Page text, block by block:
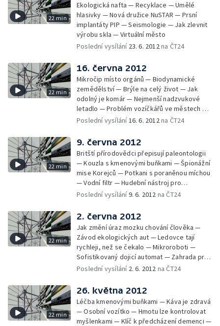
22 min
Ekologická nafta — Recyklace — Umělé
hlasivky — Nová družice NuSTAR — Prsní
implantáty PIP — Seismologie — Jak zlevnit
výrobu skla — Virtuální město
Poslední vysílání 23. 6. 2012na ČT24
22 min
16. června 2012
Mikročip místo orgánů — Biodynamické
zemědělství — Brýle na celý život — Jak
odolný je komár — Nejmenší nadzvukové
letadlo — Problém vozíčkářů ve městech —
Wikiměsto — Divocí koně — Anténa ve tvaru
Poslední vysílání16. 6. 2012na ČT24
22 min
9. června 2012
Britští přírodovědci přepisují paleontologii
— Kouzla s kmenovými buňkami — Špionážní
mise Korejců — Potkani s poraněnou míchou
— Vodní filtr — Hudební nástroj pro
neposedné prsty
Poslední vysílání9. 6. 2012 na ČT24
22 min
2. června 2012
Jak změní úraz mozku chování člověka —
Závod ekologických aut — Ledovce tají
rychleji, než se čekalo — Mikroroboti —
Sofistikovaný dojicí automat — Zahrada pro
alergiky — Pritzkerova cena — Bezpilotní
Poslední vysílání 2. 6. 2012 na ČT24
22 min
26. května 2012
Léčba kmenovými buňkami — Káva je zdravá
— Osobní vozítko — Hmotu lze kontrolovat
myšlenkami — Klíč k předcházení demenci —